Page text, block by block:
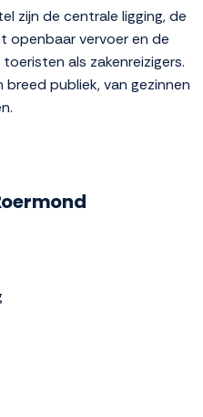
zijn de centrale ligging, de
openbaar vervoer en de
als zakenreizigers.
publiek, van gezinnen